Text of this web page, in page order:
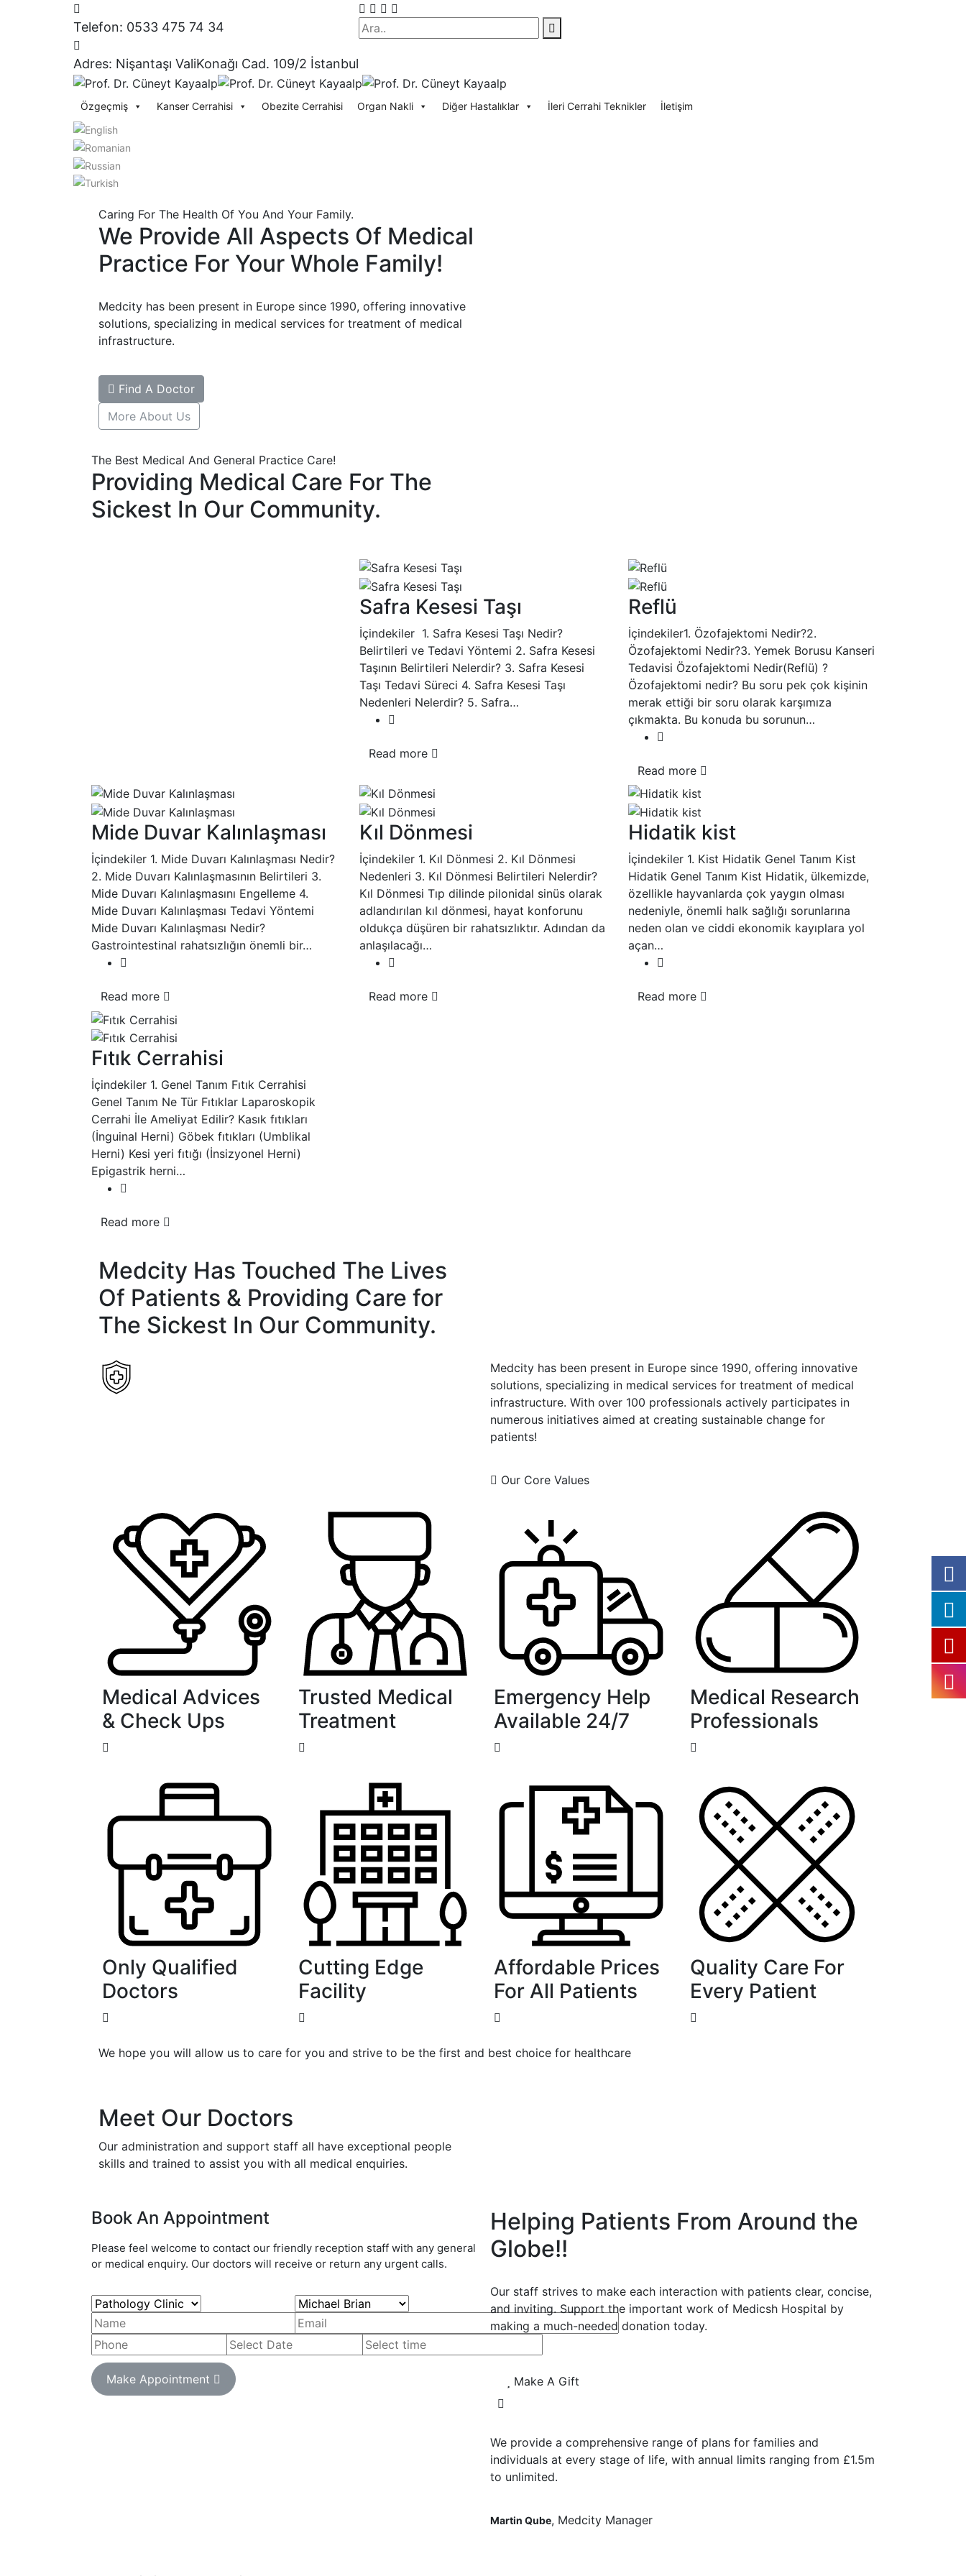
Telefon: 0533 475 74 34
Adres: Nişantaşı ValiKonağı Cad. 109/2 İstanbul
Özgeçmiş Kanser Cerrahisi Obezite Cerrahisi Organ Nakli Diğer Hastalıklar İleri Cerrahi Teknikler İletişim
Caring For The Health Of You And Your Family.
We Provide All Aspects Of Medical
Practice For Your Whole Family!
Medcity has been present in Europe since 1990, offering innovative
solutions, specializing in medical services for treatment of medical
infrastructure.
Find A Doctor
More About Us
The Best Medical And General Practice Care!
Providing Medical Care For The
Sickest In Our Community.
Safra Kesesi Taşı
İçindekiler 1. Safra Kesesi Taşı Nedir?
Belirtileri ve Tedavi Yöntemi 2. Safra Kesesi
Taşının Belirtileri Nelerdir? 3. Safra Kesesi
Taşı Tedavi Süreci 4. Safra Kesesi Taşı
Nedenleri Nelerdir? 5. Safra…
Read more
Reflü
İçindekiler1. Özofajektomi Nedir?2.
Özofajektomi Nedir?3. Yemek Borusu Kanseri
Tedavisi Özofajektomi Nedir(Reflü) ?
Özofajektomi nedir? Bu soru pek çok kişinin
merak ettiği bir soru olarak karşımıza
çıkmakta. Bu konuda bu sorunun…
Read more
Mide Duvar Kalınlaşması
İçindekiler 1. Mide Duvarı Kalınlaşması Nedir?
2. Mide Duvarı Kalınlaşmasının Belirtileri 3.
Mide Duvarı Kalınlaşmasını Engelleme 4.
Mide Duvarı Kalınlaşması Tedavi Yöntemi
Mide Duvarı Kalınlaşması Nedir?
Gastrointestinal rahatsızlığın önemli bir…
Read more
Kıl Dönmesi
İçindekiler 1. Kıl Dönmesi 2. Kıl Dönmesi
Nedenleri 3. Kıl Dönmesi Belirtileri Nelerdir?
Kıl Dönmesi Tıp dilinde pilonidal sinüs olarak
adlandırılan kıl dönmesi, hayat konforunu
oldukça düşüren bir rahatsızlıktır. Adından da
anlaşılacağı…
Read more
Hidatik kist
İçindekiler 1. Kist Hidatik Genel Tanım Kist
Hidatik Genel Tanım Kist Hidatik, ülkemizde,
özellikle hayvanlarda çok yaygın olması
nedeniyle, önemli halk sağlığı sorunlarına
neden olan ve ciddi ekonomik kayıplara yol
açan…
Read more
Fıtık Cerrahisi
İçindekiler 1. Genel Tanım Fıtık Cerrahisi
Genel Tanım Ne Tür Fıtıklar Laparoskopik
Cerrahi İle Ameliyat Edilir? Kasık fıtıkları
(İnguinal Herni) Göbek fıtıkları (Umblikal
Herni) Kesi yeri fıtığı (İnsizyonel Herni)
Epigastrik herni…
Read more
Medcity Has Touched The Lives
Of Patients & Providing Care for
The Sickest In Our Community.
Medcity has been present in Europe since 1990, offering innovative
solutions, specializing in medical services for treatment of medical
infrastructure. With over 100 professionals actively participates in
numerous initiatives aimed at creating sustainable change for
patients!
Our Core Values
Medical Advices
& Check Ups
Trusted Medical
Treatment
Emergency Help
Available 24/7
Medical Research
Professionals
Only Qualified
Doctors
Cutting Edge
Facility
Affordable Prices
For All Patients
Quality Care For
Every Patient
We hope you will allow us to care for you and strive to be the first and best choice for healthcare
Meet Our Doctors
Our administration and support staff all have exceptional people
skills and trained to assist you with all medical enquiries.
Book An Appointment
Please feel welcome to contact our friendly reception staff with any general
or medical enquiry. Our doctors will receive or return any urgent calls.
Make Appointment
Helping Patients From Around the
Globe!!
Our staff strives to make each interaction with patients clear, concise,
and inviting. Support the important work of Medicsh Hospital by
making a much-needed donation today.
Make A Gift
We provide a comprehensive range of plans for families and
individuals at every stage of life, with annual limits ranging from £1.5m
to unlimited.
Martin Qube, Medcity Manager